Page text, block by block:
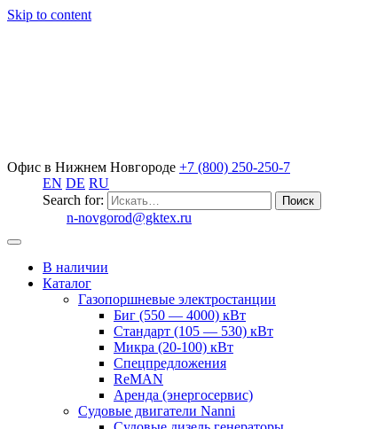
Skip to content
Офис в Нижнем Новгороде +7 (800) 250-250-7
EN DE RU
Search for:
n-novgorod@gktex.ru
В наличии
Каталог
Газопоршневые электростанции
Биг (550 — 4000) кВт
Стандарт (105 — 530) кВт
Микра (20-100) кВт
Спецпредложения
ReMAN
Аренда (энергосервис)
Судовые двигатели Nanni